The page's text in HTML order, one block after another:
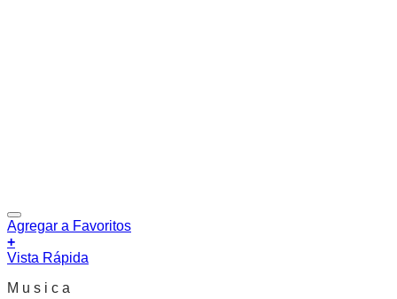
Agregar a Favoritos
+
Vista Rápida
M u s i c a